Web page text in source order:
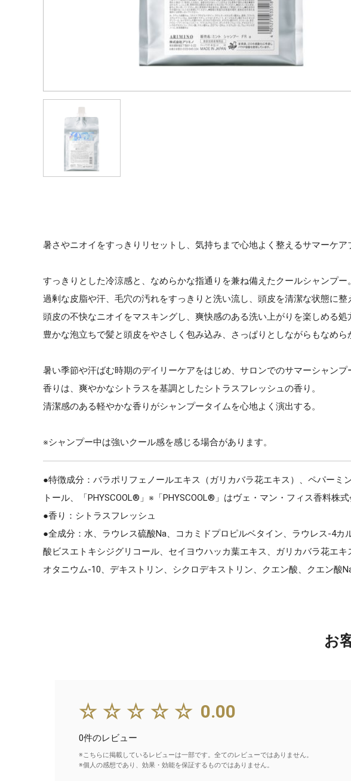
暑さやニオイをすっきりリセットし、気持ちまで心地よく整えるサマーケア
すっきりとした冷涼感と、なめらかな指通りを兼ね備えたクールシャンプー。
過剰な皮脂や汗、毛穴の汚れをすっきりと洗い流し、頭皮を清潔な状態に整
頭皮の不快なニオイをマスキングし、爽快感のある洗い上がりを楽しめる処
豊かな泡立ちで髪と頭皮をやさしく包み込み、さっぱりとしながらもなめら
暑い季節や汗ばむ時期のデイリーケアをはじめ、サロンでのサマーシャンプ
香りは、爽やかなシトラスを基調としたシトラスフレッシュの香り。
清潔感のある軽やかな香りがシャンプータイムを心地よく演出する。
※シャンプー中は強いクール感を感じる場合があります。
●特徴成分：バラポリフェノールエキス（ガリカバラ花エキス）、ペパー
トール、「PHYSCOOL®」※「PHYSCOOL®」はヴェ・マン・フィス香料株式
●香り：シトラスフレッシュ
●全成分：水、ラウレス硫酸Na、コカミドプロピルベタイン、ラウレス-4
酸ビスエトキシジグリコール、セイヨウハッカ葉エキス、ガリカバラ花エ
オタニウム-10、デキストリン、シクロデキストリン、クエン酸、クエン酸
お
☆☆☆☆☆ 0.00
0件のレビュー
※こちらに掲載しているレビューは一部です。全てのレビューではありません。
※個人の感想であり、効果・効能を保証するものではありません。